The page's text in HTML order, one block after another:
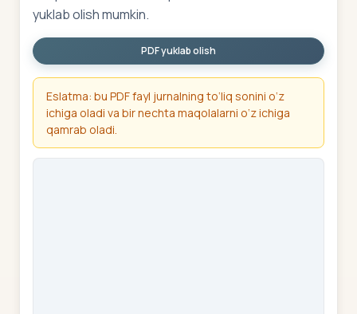
yuklab olish mumkin.
PDF yuklab olish
Eslatma: bu PDF fayl jurnalning to‘liq sonini o‘z
ichiga oladi va bir nechta maqolalarni o‘z ichiga
qamrab oladi.